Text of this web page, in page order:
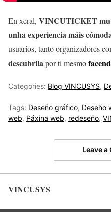
En xeral, VINCUTICKET
unha experiencia máis
usuarios, tanto organizadores
descubrilapor ti mesmo
Categories: Blog VINCUSYS,
Tags: Deseño gráfico, Deseño
web, Páxina web, redeseño,
Leave a
VINCUSYS